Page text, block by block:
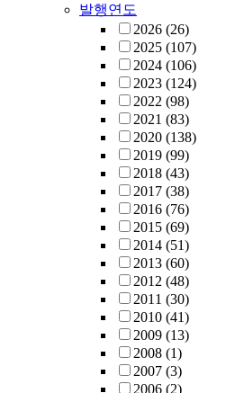
발행연도
2026 (26)
2025 (107)
2024 (106)
2023 (124)
2022 (98)
2021 (83)
2020 (138)
2019 (99)
2018 (43)
2017 (38)
2016 (76)
2015 (69)
2014 (51)
2013 (60)
2012 (48)
2011 (30)
2010 (41)
2009 (13)
2008 (1)
2007 (3)
2006 (2)